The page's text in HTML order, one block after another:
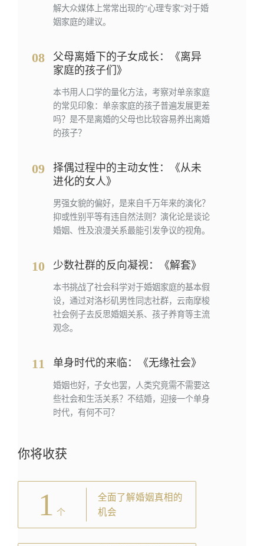
解大众媒体上常常出现的“心理专家“对于婚
姻家庭的建议。
08
父母离婚下的子女成长：《离异
家庭的孩子们》
本书用人口学的量化方法，考察对单亲家庭
的常见印象：单亲家庭的孩子普遍发展更差
吗？是不是离婚的父母也比较容易养出离婚
的孩子？
09
择偶过程中的主动女性：《从未
进化的女人》
男强女貌的偏好，是来自千万年来的演化？
抑或性别平等有违自然法则？演化论是谈论
婚姻、性及浪漫关系最能引发争议的视角。
10 少数社群的反向凝视：《解套》
本书挑战了社会科学对于婚姻家庭的基本假
设，通过对洛杉矶男性同志社群，云南摩梭
社会例子去反思婚姻关系、孩子养育等主流
观念。
11 单身时代的来临：《无缘社会》
婚姻也好，子女也罢，人类究竟需不需要这
些社会和生活关系？不结婚，迎接一个单身
时代，有何不可？
你将收获
1 个
全面了解婚姻真相的
机会